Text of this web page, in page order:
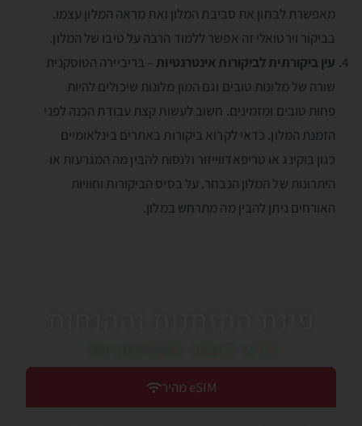
מאפשרת לבחון את סביבת המלון ואת מראה המלון עצמו.
בביקור וירטואלי זה אפשר ללמוד הרבה על טיבו של המלון.
עין ביקורתית לביקורות אינטרנטיות – בריביירה הטוסקנית
שורה של מלונות טובים וגם המון מלונות שיכולים להיות
פחות טובים ומזמינים. חשוב לעשות קצת עבודת הכנה לפני
הזמנת המלון. כדאי לקרוא ביקורות באתרים בינלאומיים
כגון בוקינג או טריפאדווייזור ולנסות להבין מה המגרעות או
היתרונות של המלון הנבחר. על בסיס הביקורות וחוויות
האורחים ניתן להבין מה מתרחש במלון.
eSIM מהיר